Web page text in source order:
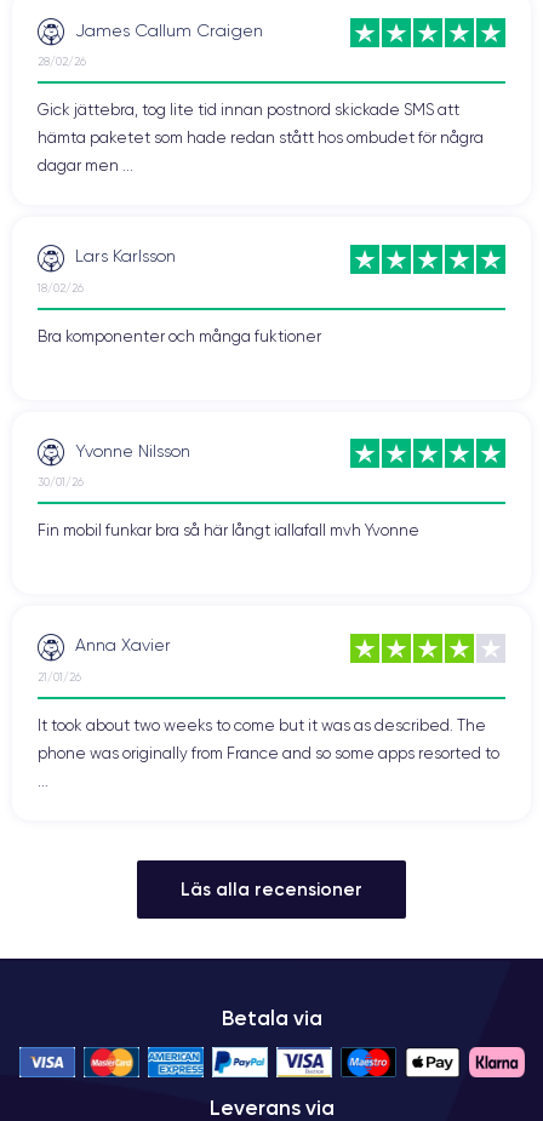
James Callum Craigen
28/02/26
Gick jättebra, tog lite tid innan postnord skickade SMS att
hämta paketet som hade redan stått hos ombudet för några
dagar men ...
Lars Karlsson
18/02/26
Bra komponenter och många fuktioner
Yvonne Nilsson
30/01/26
Fin mobil funkar bra så här långt iallafall mvh Yvonne
Anna Xavier
21/01/26
It took about two weeks to come but it was as described. The
phone was originally from France and so some apps resorted to
Läs alla recensioner
Betala via
Leverans via